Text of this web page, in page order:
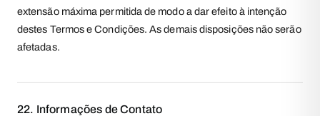
extensão máxima permitida de modo a dar efeito à intenção
destes Termos e Condições. As demais disposições não serão
afetadas.
22. Informações de Contato